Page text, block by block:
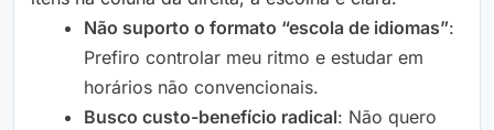
Não suporto o formato “escola de idiomas”:
Prefiro controlar meu ritmo e estudar em
horários não convencionais.
Busco custo-benefício radical: Não quero